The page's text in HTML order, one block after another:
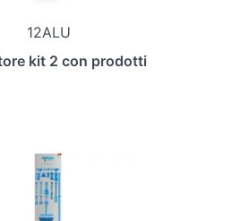
12ALU
kit 2 con prodotti